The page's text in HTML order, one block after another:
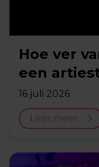
Hoe ver
een
16 juli 2026
Lees meer